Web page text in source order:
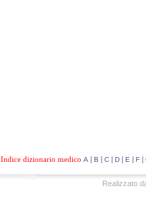
Indice dizionario medico A | B | C| D| E | F|
Realizzato